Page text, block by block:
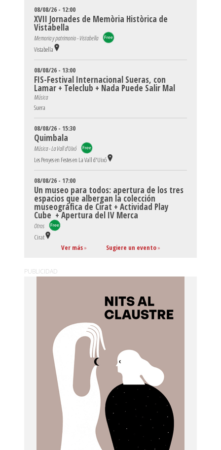
08/08/26 - 12:00
XVII Jornades de Memòria Històrica de
Vistabella
Memoria y patrimonio - Vistabella
Vistabella
08/08/26 - 13:00
FIS-Festival Internacional Sueras, con
Lamar + Teleclub + Nada Puede Salir Mal
Música
Suera
08/08/26 - 15:30
Quimbala
Música - La Vall d'Uixó
Les Penyes en Festes en La Vall d'Uixó
08/08/26 - 17:00
Un museo para todos: apertura de los tres
espacios que albergan la colección
museográfica de Cirat + Actividad Play
Cube + Apertura del IV Merca
Otros
Cirat
Ver más» Sugiere un evento»
PUBLICIDAD